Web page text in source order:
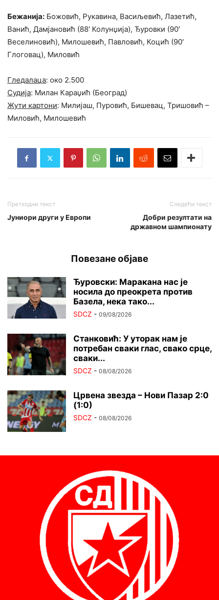
Бежанија: Божовић, Рукавина, Васиљевић, Лазетић,
Ванић, Дамјановић (88′ Колунџија), Ђуровки (90′
Веселиновић), Милошевић, Павловић, Коцић (90′
Глоговац), Миловић
Гледалаца: око 2.500
Судија: Милан Караџић (Београд)
Жути картони: Милијаш, Пуровић, Бишевац, Тришовић –
Миловић, Милошевић
Претходни текст
Јуниори други у Европи
Следећи текст
Добри резултати на
државном шампионату
Повезане објаве
Ђуровски: Маракана нас је
носила до преокрета против
Базела, нека тако...
SDCZ - 09/08/2026
Станковић: У уторак нам је
потребан сваки глас, свако срце,
сваки...
SDCZ - 08/08/2026
Црвена звезда – Нови Пазар 2:0
(1:0)
SDCZ - 08/08/2026